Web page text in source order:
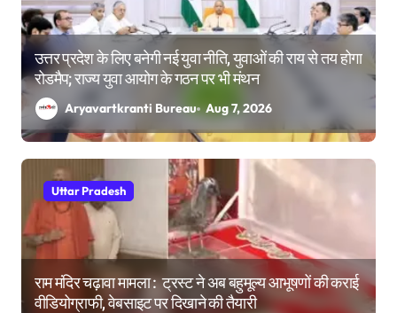
उत्तर प्रदेश के लिए बनेगी नई युवा नीति, युवाओं की राय से तय होगा
रोडमैप; राज्य युवा आयोग के गठन पर भी मंथन
Aryavartkranti Bureau Aug 7, 2026
Uttar Pradesh
राम मंदिर चढ़ावा मामला : ट्रस्ट ने अब बहुमूल्य आभूषणों की कराई
वीडियोग्राफी, वेबसाइट पर दिखाने की तैयारी